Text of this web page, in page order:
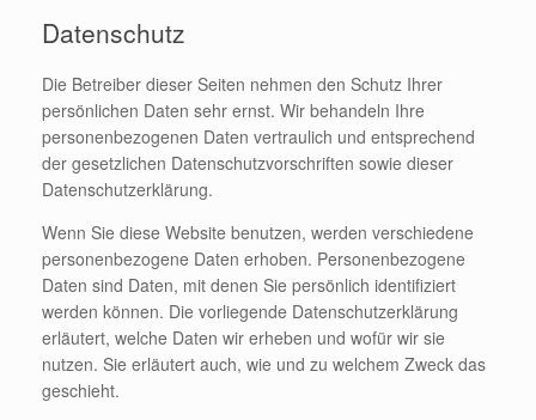
Datenschutz
Die Betreiber dieser Seiten nehmen den Schutz Ihrer
persönlichen Daten sehr ernst. Wir behandeln Ihre
personenbezogenen Daten vertraulich und entsprechend
der gesetzlichen Datenschutzvorschriften sowie dieser
Datenschutzerklärung.
Wenn Sie diese Website benutzen, werden verschiedene
personenbezogene Daten erhoben. Personenbezogene
Daten sind Daten, mit denen Sie persönlich identifiziert
werden können. Die vorliegende Datenschutzerklärung
erläutert, welche Daten wir erheben und wofür wir sie
nutzen. Sie erläutert auch, wie und zu welchem Zweck das
geschieht.